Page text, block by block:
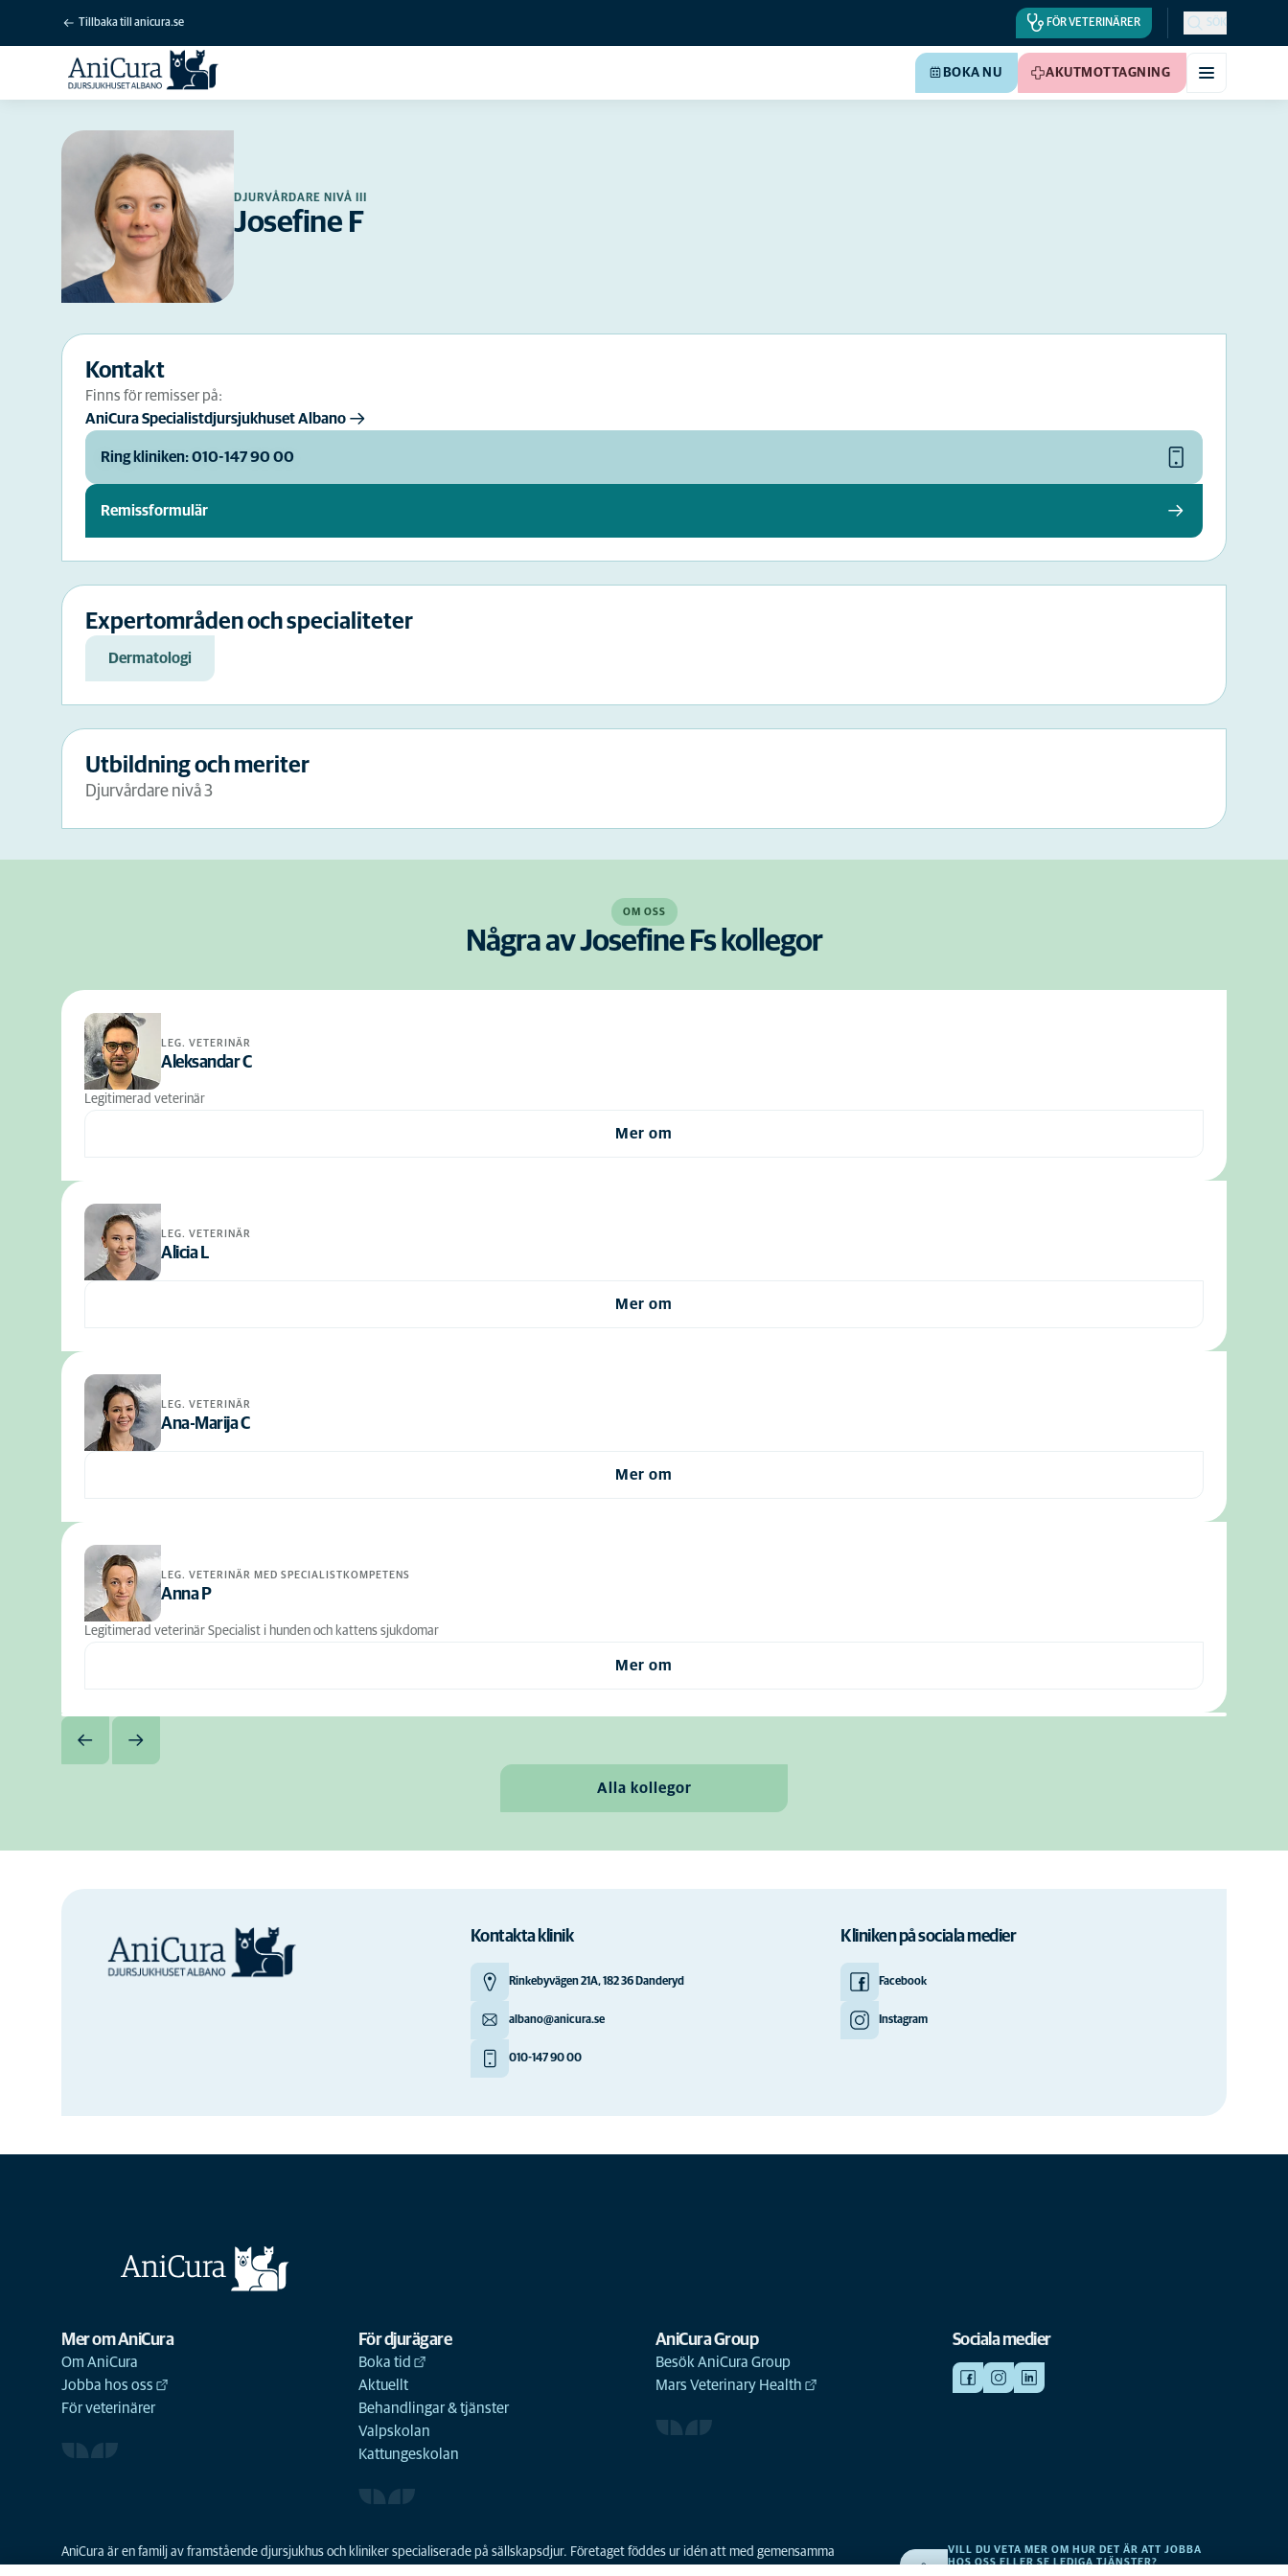
Tillbaka till anicura.se FÖR VETERINÄRER SÖK
BOKA NU AKUTMOTTAGNING
DJURVÅRDARE NIVÅ III
Josefine F
Kontakt
Finns för remisser på:
AniCura Specialistdjursjukhuset Albano
Ring kliniken: 010-147 90 00
Remissformulär
Expertområden och specialiteter
Dermatologi
Utbildning och meriter
Djurvårdare nivå 3
OM OSS
Några av Josefine Fs kollegor
LEG. VETERINÄR
Aleksandar C
Legitimerad veterinär
Mer om
LEG. VETERINÄR
Alicia L
Mer om
LEG. VETERINÄR
Ana-Marija C
Mer om
LEG. VETERINÄR MED SPECIALISTKOMPETENS
Anna P
Legitimerad veterinär Specialist i hunden och kattens sjukdomar
Mer om
Alla kollegor
Kontakta klinik
Rinkebyvägen 21A, 182 36 Danderyd
albano@anicura.se
010-147 90 00
Kliniken på sociala medier
Facebook
Instagram
Mer om AniCura
Om AniCura
Jobba hos oss
För veterinärer
För djurägare
Boka tid
Aktuellt
Behandlingar & tjänster
Valpskolan
Kattungeskolan
AniCura Group
Besök AniCura Group
Mars Veterinary Health
Sociala medier
AniCura är en familj av framstående djursjukhus och kliniker specialiserade på sällskapsdjur. Företaget föddes ur idén att med gemensamma
VILL DU VETA MER OM HUR DET ÄR ATT JOBBA
HOS OSS ELLER SE LEDIGA TJÄNSTER?